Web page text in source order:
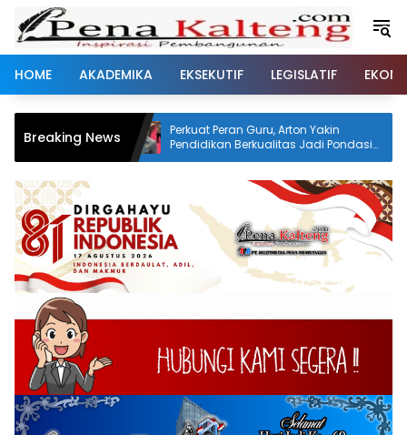
Langsung
konten
HOME
AKADEMIKA EKSEKUTIF LEGISLATIF
Breaking News
Perkuat Peran Guru, Arton Yakin
Pendidikan Berkualitas Jadi Pondasi
Kemajuan Kalteng